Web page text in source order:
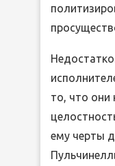
то, что они
ему черты